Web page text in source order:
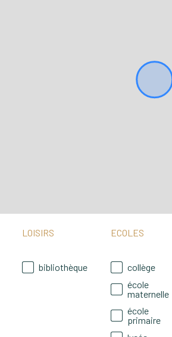
LOISIRS
bibliothèque
ECOLES
collège
école
maternelle
école
primaire